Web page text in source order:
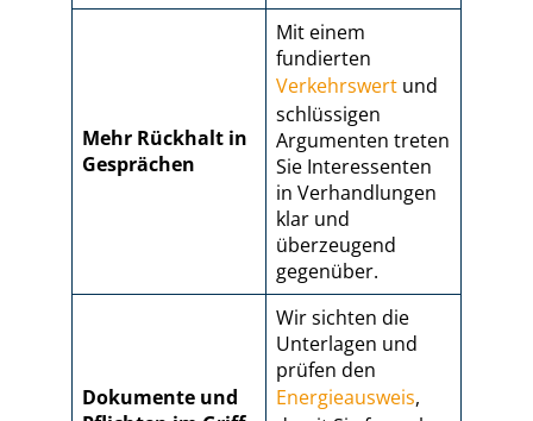
Mehr Rückhalt in
Gesprächen
Mit einem
fundierten
Verkehrswert und
schlüssigen
Argumenten treten
Sie Interessenten
in Verhandlungen
klar und
überzeugend
gegenüber.
Dokumente und
Wir sichten die
Unterlagen und
prüfen den
Energieausweis,